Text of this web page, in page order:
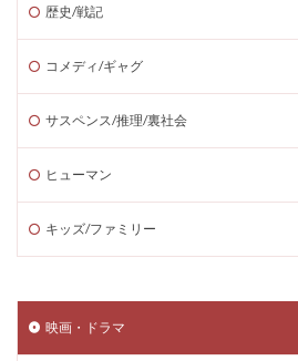
歴史/戦記
コメディ/ギャグ
サスペンス/推理/裏社会
ヒューマン
キッズ/ファミリー
映画・ドラマ